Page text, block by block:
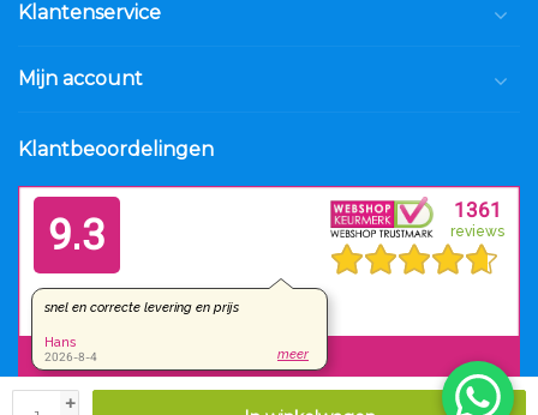
+
Klantenservice
Mijn account
Klantbeoordelingen